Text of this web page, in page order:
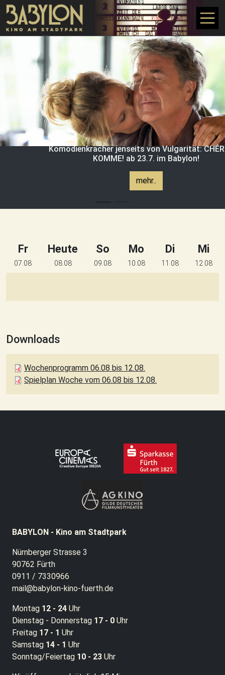
Direkt zum Inhalt
Komödienkracher jenseits von Vulgarität:
KOMME! ab 23.7. im Babylon!
mehr..
Downloads
Wochenprogramm 06.08 bis 12.08.
Spielplan Woche vom 06.08 bis 12.08.
Fr
07.08
Heute
08.08
So
09.08
Mo
10.08
Di
11.08
Mi
12.08
BABYLON - Kino am Stadtpark
Nürnberger Strasse 3
90762 Fürth
0911 / 7330966
mail@babylon-kino-fuerth.de
Montag 12 - 24 Uhr
Dienstag - Donnerstag 17 - 0 Uhr
Freitag 17 - 1 Uhr
Samstag 14 - 1 Uhr
Sonntag/Feiertag 10 - 23 Uhr